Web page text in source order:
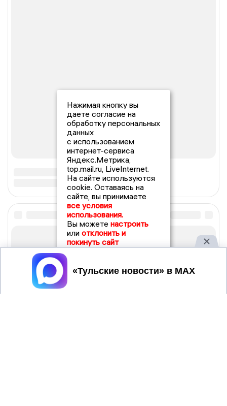
Нажимая кнопку вы
даете согласие на
обработку персональных
данных
с использованием
интернет-сервиса
Яндекс.Метрика,
top.mail.ru, LiveInternet.
На сайте используются
cookie. Оставаясь на
сайте, вы принимаете
все условия
использования.
Вы можете настроить
или отклонить и
покинуть сайт
Принять